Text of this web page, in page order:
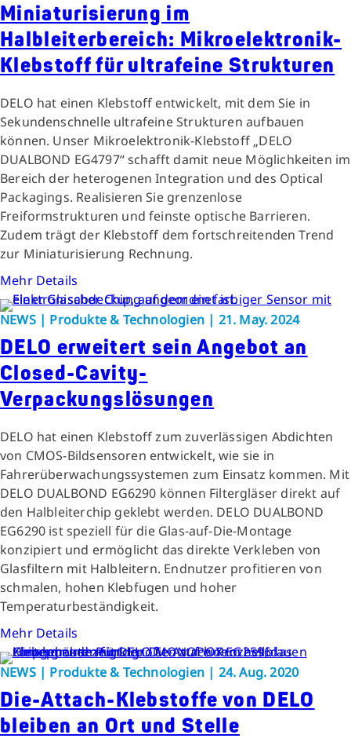
Miniaturisierung im
Halbleiterbereich: Mikroelektronik-
Klebstoff für ultrafeine Strukturen
DELO hat einen Klebstoff entwickelt, mit dem Sie in
Sekundenschnelle ultrafeine Strukturen aufbauen
können. Unser Mikroelektronik-Klebstoff „DELO
DUALBOND EG4797“ schafft damit neue Möglichkeiten im
Bereich der heterogenen Integration und des Optical
Packagings. Realisieren Sie grenzenlose
Freiformstrukturen und feinste optische Barrieren.
Zudem trägt der Klebstoff dem fortschreitenden Trend
zur Miniaturisierung Rechnung.
Mehr Details
NEWS | Produkte & Technologien | 21. May. 2024
DELO erweitert sein Angebot an
Closed-Cavity-
Verpackungslösungen
DELO hat einen Klebstoff zum zuverlässigen Abdichten
von CMOS-Bildsensoren entwickelt, wie sie in
Fahrerüberwachungssystemen zum Einsatz kommen. Mit
DELO DUALBOND EG6290 können Filtergläser direkt auf
den Halbleiterchip geklebt werden. DELO DUALBOND
EG6290 ist speziell für die Glas-auf-Die-Montage
konzipiert und ermöglicht das direkte Verkleben von
Glasfiltern mit Halbleitern. Endnutzer profitieren von
schmalen, hohen Klebfugen und hoher
Temperaturbeständigkeit.
Mehr Details
NEWS | Produkte & Technologien | 24. Aug. 2020
Die-Attach-Klebstoffe von DELO
bleiben an Ort und Stelle